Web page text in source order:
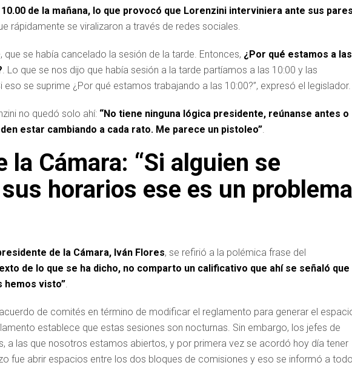
de la mañana, lo que provocó que Lorenzini interviniera ante sus
rápidamente se viralizaron a través de redes sociales.
que se había cancelado la sesión de la tarde. Entonces, ¿Por qué estamos a las
. Lo que se nos dijo que había sesión a la tarde partíamos a las 10:00 y las
se suprime ¿Por qué estamos trabajando a las 10:00?”, expresó el legislador.
no quedó solo ahí: “No tiene ninguna lógica presidente, reúnanse antes o
estar cambiando a cada rato. Me parece un pistoleo”.
la Cámara: “Si alguien se
horarios ese es un problema
de la Cámara, Iván Flores, se refirió a la polémica frase del
de lo que se ha dicho, no comparto un calificativo que ahí se señaló que
hemos visto”.
de comités en término de modificar el reglamento para generar el
establece que estas sesiones son nocturnas. Sin embargo, los jefes de
a las que nosotros estamos abiertos, y por primera vez se acordó hoy día tener
fue abrir espacios entre los dos bloques de comisiones y eso se informó a